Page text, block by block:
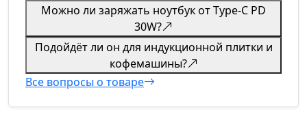
Можно ли заряжать ноутбук от Type-C PD
30W?
Подойдёт ли он для индукционной плитки и
кофемашины?
Все вопросы о товаре